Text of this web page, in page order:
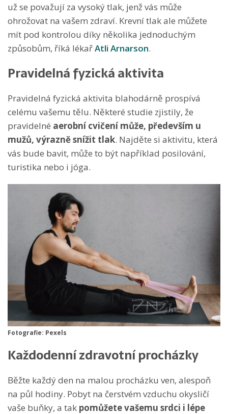
už se považují za vysoký tlak, jenž vás může
ohrožovat na vašem zdraví. Krevní tlak ale můžete
mít pod kontrolou díky několika jednoduchým
způsobům, říká lékařAtli Arnarson.
Pravidelná fyzická aktivita
Pravidelná fyzická aktivita blahodárně prospívá
celému vašemu tělu. Některé studie zjistily, že
pravidelné aerobní cvičení může, především u
mužů, výrazně snížit tlak. Najděte si aktivitu, která
vás bude bavit, může to být například posilování,
turistika nebo i jóga.
Fotografie: Pexels
Každodenní zdravotní procházky
Běžte každý den na malou procházku ven, alespoň
na půl hodiny. Pobyt na čerstvém vzduchu okysličí
vaše buňky, a tak pomůžete vašemu srdci i lépe